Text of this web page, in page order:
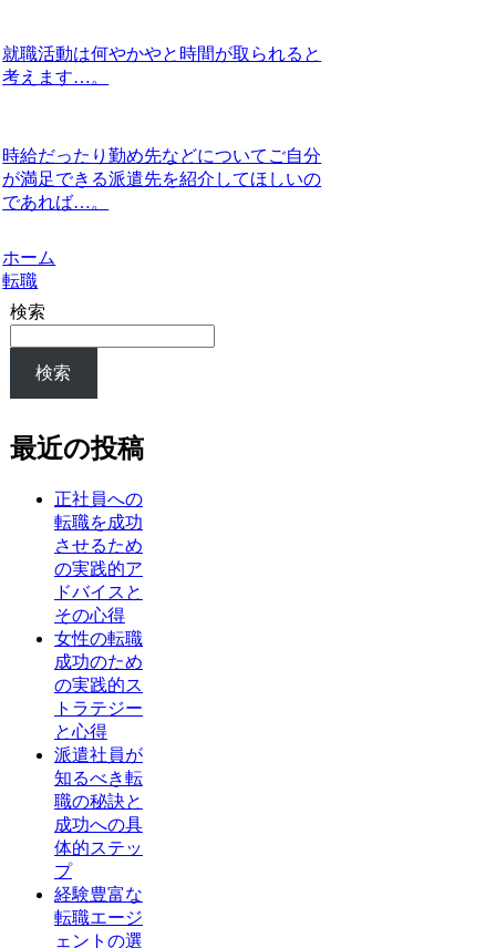
就職活動は何やかやと時間が取られると
考えます…。
時給だったり勤め先などについてご自分
が満足できる派遣先を紹介してほしいの
であれば…。
ホーム
転職
検索
検索
最近の投稿
正社員への
転職を成功
させるため
の実践的ア
ドバイスと
その心得
女性の転職
成功のため
の実践的ス
トラテジー
と心得
派遣社員が
知るべき転
職の秘訣と
成功への具
体的ステッ
プ
経験豊富な
転職エージ
ェントの選